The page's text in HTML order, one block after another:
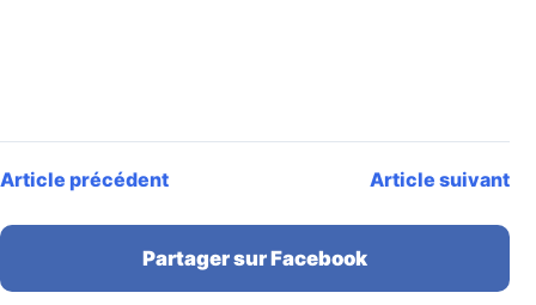
Article précédent Article suivant
Partager sur Facebook